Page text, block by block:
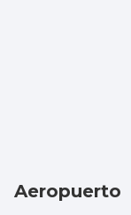
Aeropuerto